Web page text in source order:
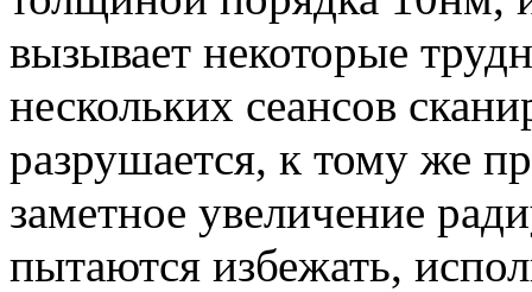
вызывает некоторые
нескольких сеансов
разрушается, к тому же
заметное увеличение
пытаются избежать,